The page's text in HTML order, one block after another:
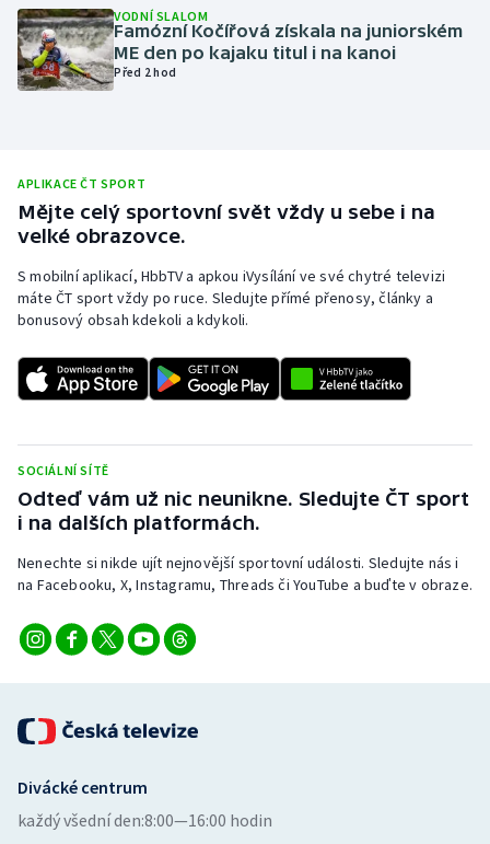
Parasport
Plavání
Ragby
Rychlobruslení
Rychlostní kanoistika
Sportovní střelba
Stolní tenis
Triatlon
Veslování
Volejbal
VODNÍ SLALOM
Famózní Kočířová získala na juniorském
ME den po kajaku titul i na kanoi
Před 2 hod
APLIKACE ČT SPORT
Mějte celý sportovní svět vždy u sebe i na
velké obrazovce.
S mobilní aplikací, HbbTV a apkou iVysílání ve své chytré televizi
máte ČT sport vždy po ruce. Sledujte přímé přenosy, články a
bonusový obsah kdekoli a kdykoli.
SOCIÁLNÍ SÍTĚ
Odteď vám už nic neunikne. Sledujte ČT sport
i na dalších platformách.
Nenechte si nikde ujít nejnovější sportovní události. Sledujte nás i
na Facebooku, X, Instagramu, Threads či YouTube a buďte v obraze.
Divácké centrum
každý všední den:8:00—16:00 hodin